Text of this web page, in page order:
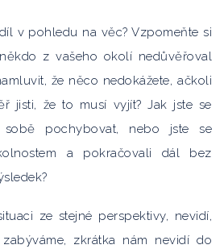
v pohledu na věc? Vzpomeňte si
z vašeho okolí nedůvěřoval
že něco nedokážete, ačkoli
jisti, že to musí vyjít? Jak jste se
pochybovat, nebo jste se
a pokračovali dál bez
ze stejné perspektivy, nevidí,
zkrátka nám nevidí do